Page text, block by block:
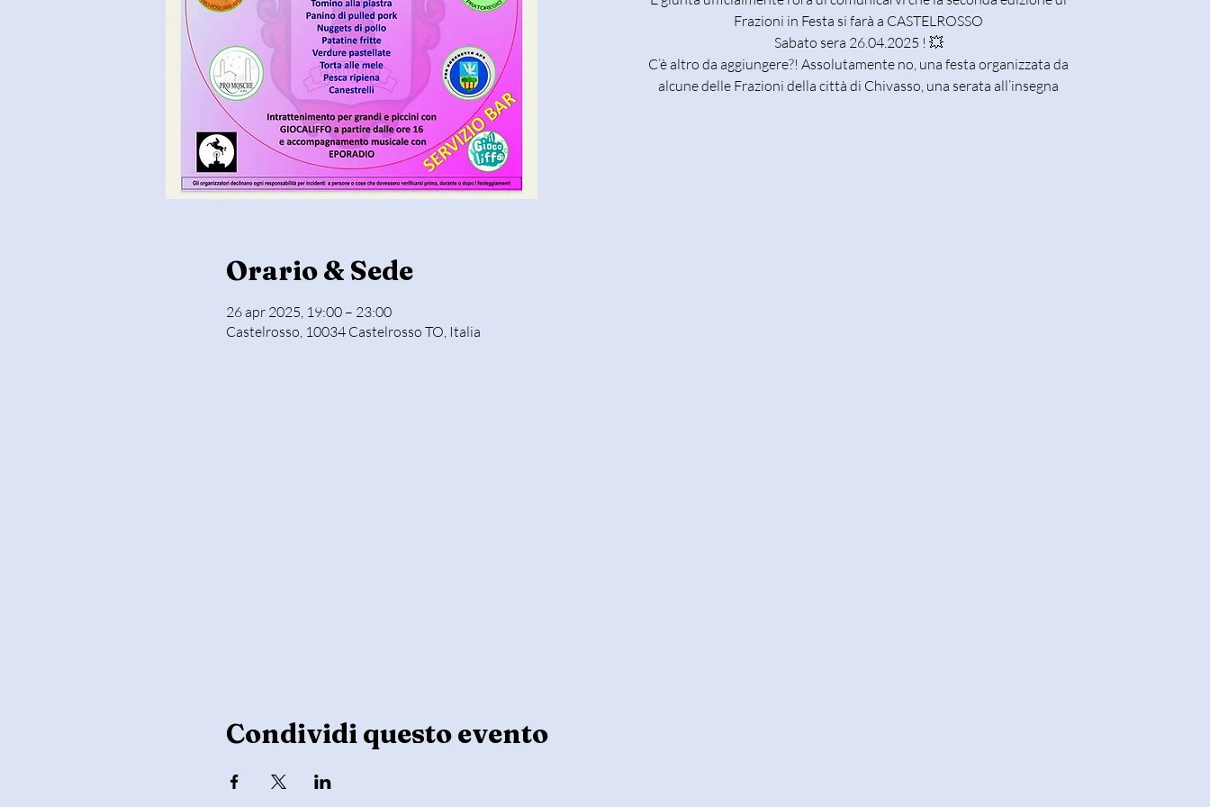
Frazioni in Festa si farà a CASTELROSSO
Sabato sera 26.04.2025 ! 💥
C’è altro da aggiungere?! Assolutamente no, una festa organizzata da
alcune delle Frazioni della città di Chivasso, una serata all’insegna
Orario & Sede
26 apr 2025, 19:00 – 23:00
Castelrosso, 10034 Castelrosso TO, Italia
Condividi questo evento